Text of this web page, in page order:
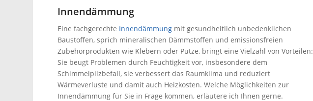
Innendämmung
Eine fachgerechte Innendämmung mit gesundheitlich unbedenklichen
Baustoffen, sprich mineralischen Dämmstoffen und emissionsfreien
Zubehörprodukten wie Klebern oder Putze, bringt eine Vielzahl von Vorteilen:
Sie beugt Problemen durch Feuchtigkeit vor, insbesondere dem
Schimmelpilzbefall, sie verbessert das Raumklima und reduziert
Wärmeverluste und damit auch Heizkosten. Welche Möglichkeiten zur
Innendämmung für Sie in Frage kommen, erläutere ich Ihnen gerne.